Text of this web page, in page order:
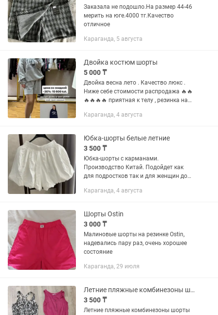
Заказала не подошло.На размер 44-46
мерить на юге.4000 тг.Качество
отличное
Караганда, 5 августа
Двойка костюм шорты
5 000 ₸
Двойка весна лето . Качество люкс .
Ниже себе стоимости распродажа 🔥🔥
🔥🔥🔥🔥 приятная к телу , резинка на
Караганда, 4 августа
Юбка-шорты белые летние
3 500 ₸
Юбка-шорты с карманами.
Производство Китай. Подойдет как
для подростков так и для женщин до
Караганда, 4 августа
Шорты Ostin
3 000 ₸
Малиновые шорты на резинке Ostin,
надевались пару раз, очень хорошее
состояние
Караганда, 29 июля
Летние пляжные комбинезоны шорты
3 500 ₸
Летние пляжные комбинезоны шорты